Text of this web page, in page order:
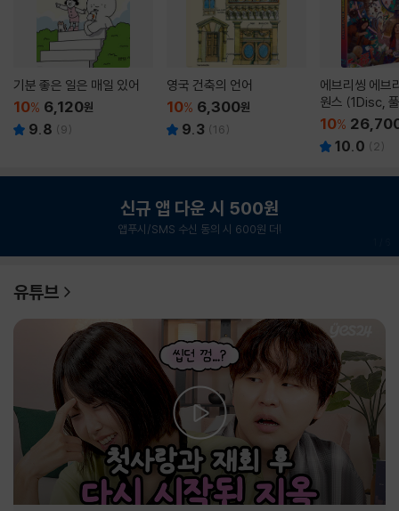
기분 좋은 일은 매일 있어
10% 6,120원
9.8 (9)
영국 건축의 언어
10% 6,300원
9.3 (16)
에브리씽 에브
원스 (1Disc,
판) : 블루레이
10%
10.0 ( 2)
신규 앱 다운 시 500원
앱푸시/SMS 수신 동의 시 600원 더!
유튜브